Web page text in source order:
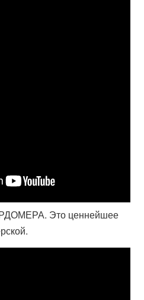
Это ценнейшее